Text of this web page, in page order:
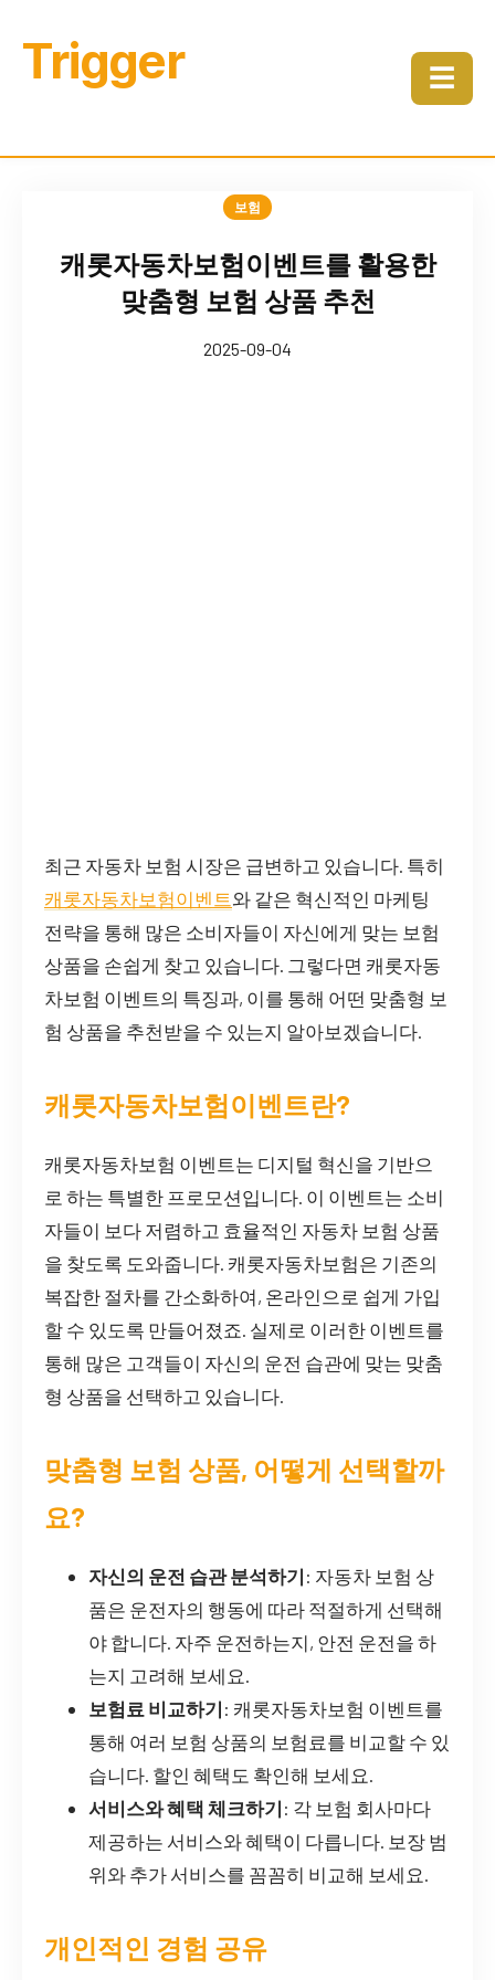
Trigger ☰
보험
캐롯자동차보험이벤트를 활용한
맞춤형 보험 상품 추천
2025-09-04
최근 자동차 보험 시장은 급변하고 있습니다. 특히
캐롯자동차보험이벤트 와 같은 혁신적인 마케팅
전략을 통해 많은 소비자들이 자신에게 맞는 보험
상품을 손쉽게 찾고 있습니다. 그렇다면 캐롯자동
차보험 이벤트의 특징과, 이를 통해 어떤 맞춤형 보
험 상품을 추천받을 수 있는지 알아보겠습니다.
캐롯자동차보험이벤트란?
캐롯자동차보험 이벤트는 디지털 혁신을 기반으
로 하는 특별한 프로모션입니다. 이 이벤트는 소비
자들이 보다 저렴하고 효율적인 자동차 보험 상품
을 찾도록 도와줍니다. 캐롯자동차보험은 기존의
복잡한 절차를 간소화하여, 온라인으로 쉽게 가입
할 수 있도록 만들어졌죠. 실제로 이러한 이벤트를
통해 많은 고객들이 자신의 운전 습관에 맞는 맞춤
형 상품을 선택하고 있습니다.
맞춤형 보험 상품, 어떻게 선택할까
요?
자신의 운전 습관 분석하기 : 자동차 보험 상
품은 운전자의 행동에 따라 적절하게 선택해
야 합니다. 자주 운전하는지, 안전 운전을 하
는지 고려해 보세요.
보험료 비교하기 : 캐롯자동차보험 이벤트를
통해 여러 보험 상품의 보험료를 비교할 수 있
습니다. 할인 혜택도 확인해 보세요.
서비스와 혜택 체크하기 : 각 보험 회사마다
제공하는 서비스와 혜택이 다릅니다. 보장 범
위와 추가 서비스를 꼼꼼히 비교해 보세요.
개인적인 경험 공유